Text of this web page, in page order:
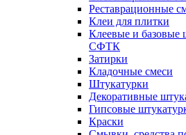
Реставрационные
Клеи для плитки
Клеевые и базовые
СФТК
Затирки
Кладочные смеси
Штукатурки
Декоративные
Гипсовые
Краски